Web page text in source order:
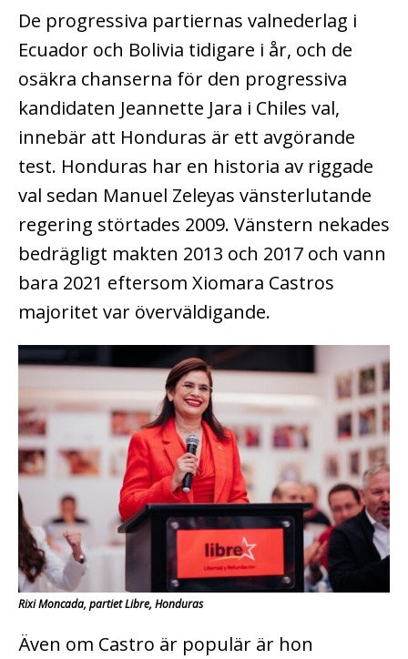
De progressiva partiernas valnederlag i
Ecuador och Bolivia tidigare i år, och de
osäkra chanserna för den progressiva
kandidaten Jeannette Jara i Chiles val,
innebär att Honduras är ett avgörande
test. Honduras har en historia av riggade
val sedan Manuel Zeleyas vänsterlutande
regering störtades 2009. Vänstern nekades
bedrägligt makten 2013 och 2017 och vann
bara 2021 eftersom Xiomara Castros
majoritet var överväldigande.
Rixi Moncada, partiet Libre, Honduras
Även om Castro är populär är hon